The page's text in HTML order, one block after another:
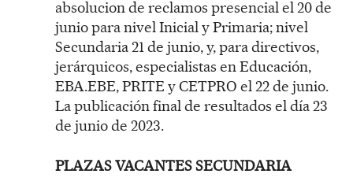
absolucion de reclamos presencial el 20 de
junio para nivel Inicial y Primaria; nivel
Secundaria 21 de junio, y, para directivos,
jerárquicos, especialistas en Educación,
EBA.EBE, PRITE y CETPRO el 22 de junio.
La publicación final de resultados el día 23
de junio de 2023.
PLAZAS VACANTES SECUNDARIA